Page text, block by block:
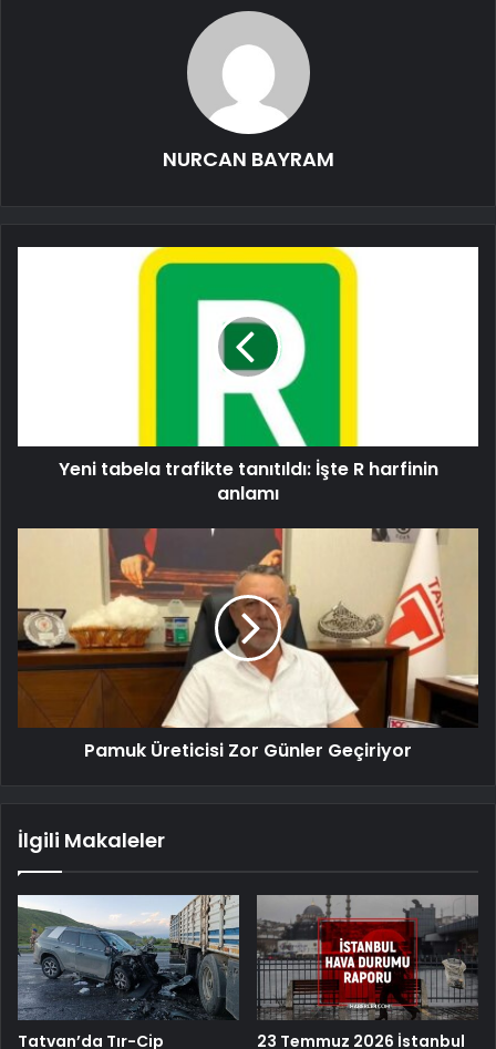
NURCAN BAYRAM
Yeni tabela trafikte tanıtıldı: İşte R harfinin
anlamı
Pamuk Üreticisi Zor Günler Geçiriyor
İlgili Makaleler
Tatvan’da Tır-Cip
23 Temmuz 2026 İstanbul